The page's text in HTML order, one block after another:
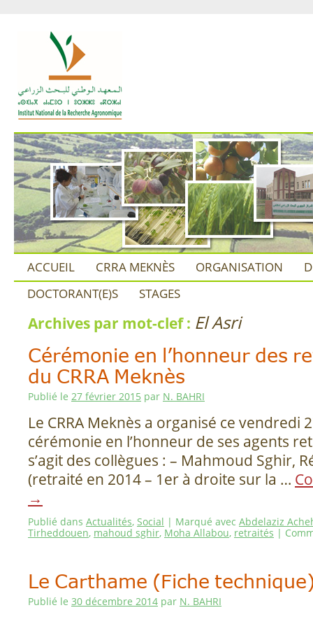
ACCUEIL CRRA MEKNÈS ORGANISATION
DOCTORANT(E)S
STAGES
Archives par mot-clef : El Asri
Cérémonie en l’honneur des
du CRRA Meknès
Publié le 27 février 2015 par N. BAHRI
Le CRRA Meknès a organisé ce vendredi
cérémonie en l’honneur de ses agents
s’agit des collègues : – Mahmoud Sghir,
(retraité en 2014 – 1er à droite sur la …
→
Publié dans Actualités, Social | Marqué avec Abdelaziz
Tirheddouen, mahoud sghir, Moha Allabou, retraités |
Le Carthame (Fiche
Publié le 30 décembre 2014 par N. BAHRI